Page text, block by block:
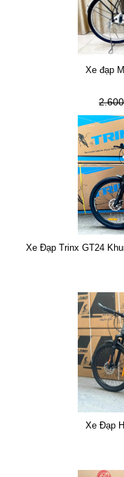
Xe đạp
Xe Đạp Trinx GT24
Xe Đạp